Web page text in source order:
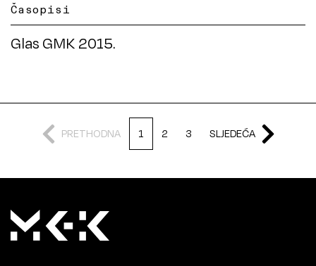
Časopisi
Glas GMK 2015.
PRETHODNA 1 2 3 SLJEDEĆA